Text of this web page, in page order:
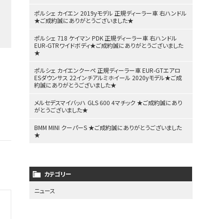
ポルシェ カイエン 2019yモデル 正規ディーラー車 右ハンドル
★ご成約誠にありがとうございました★
ポルシェ 718 ケイマン PDK 正規ディーラー車 右ハンドル
EUR-GTRワイドボディ★ご成約誠にありがとうございました
★
ポルシェ カイエンクーペ 正規ディーラー車 EUR-GTエアロ
ESダウンサス 22インチアルミホイール 2020yモデル★ご成
約誠にありがとうございました★
メルセデスマイバッハ GLS 600 4マチック ★ご成約誠にあり
がとうございました★
BMM MINI クーパーS ★ご成約誠にありがとうございました
★
カテゴリー
ニュース